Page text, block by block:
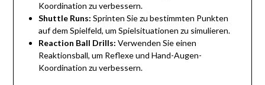
Koordination zu verbessern.
Shuttle Runs: Sprinten Sie zu bestimmten Punkten
auf dem Spielfeld, um Spielsituationen zu simulieren.
Reaction Ball Drills: Verwenden Sie einen
Reaktionsball, um Reflexe und Hand-Augen-
Koordination zu verbessern.